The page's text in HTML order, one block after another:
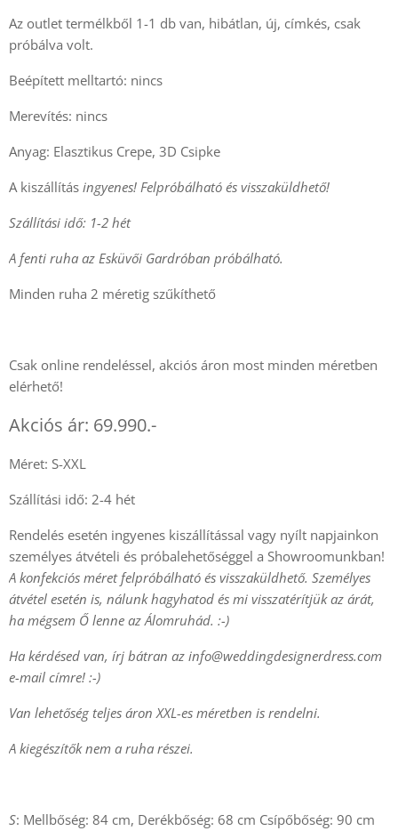
Az outlet termélkből 1-1 db van, hibátlan, új, címkés, csak
próbálva volt.
Beépített melltartó: nincs
Merevítés: nincs
Anyag: Elasztikus Crepe, 3D Csipke
A kiszállítás ingyenes! Felpróbálható és visszaküldhető!
Szállítási idő: 1-2 hét
A fenti ruha az Esküvői Gardróban próbálható.
Minden ruha 2 méretig szűkíthető
Csak online rendeléssel, akciós áron most minden méretben
elérhető!
Akciós ár: 69.990.-
Méret: S-XXL
Szállítási idő: 2-4 hét
Rendelés esetén ingyenes kiszállítással vagy nyílt napjainkon
személyes átvételi és próbalehetőséggel a Showroomunkban!
A konfekciós méret felpróbálható és visszaküldhető. Személyes
átvétel esetén is, nálunk hagyhatod és mi visszatérítjük az árát,
ha mégsem Ő lenne az Álomruhád. :-)
Ha kérdésed van, írj bátran az info@weddingdesignerdress.com
e-mail címre! :-)
Van lehetőség teljes áron XXL-es méretben is rendelni.
A kiegészítők nem a ruha részei.
S: Mellbőség: 84 cm, Derékbőség: 68 cm Csípőbőség: 90 cm